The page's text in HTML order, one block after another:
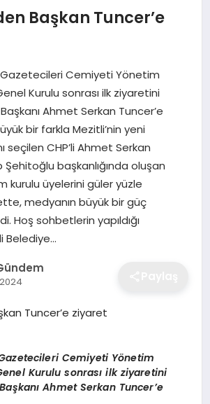
Başkan Tuncer’e
Cemiyeti Yönetim
Kurulu sonrası ilk ziyaretini
Ahmet Serkan Tuncer’e
bir farkla Mezitli’nin yeni
seçilen CHP’li Ahmet Serkan
Şehitoğlu başkanlığında oluşan
kurulu üyelerini güler yüzle
medyanın büyük bir güç
Hoş sohbetlerin yapıldığı
Belediye…
Cemiyeti Yönetim
Kurulu sonrası ilk ziyaretini
Ahmet Serkan Tuncer’e